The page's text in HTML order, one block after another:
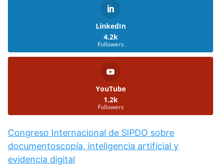
LinkedIn
4.2k
Followers
YouTube
1.2k
Followers
Congreso Internacional de SIPDO sobre
documentoscopía, inteligencia artificial y
evidencia digital